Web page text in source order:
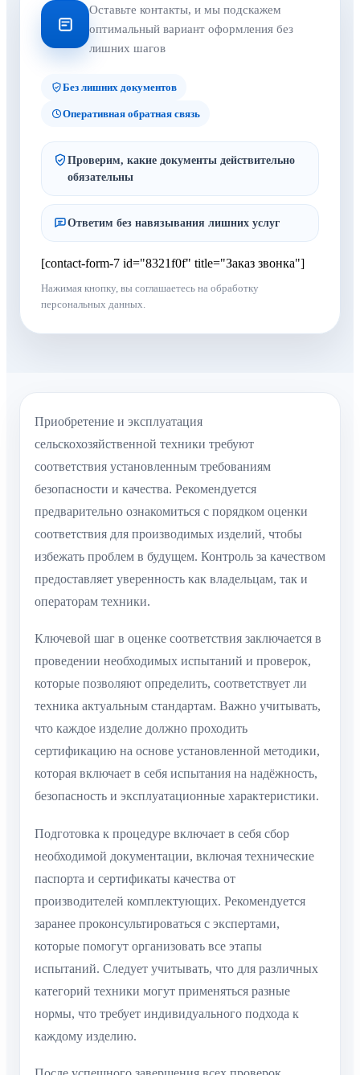
Оставьте контакты, и мы подскажем
оптимальный вариант оформления без
лишних шагов
Без лишних документов
Оперативная обратная связь
Проверим, какие документы действительно
обязательны
Ответим без навязывания лишних услуг
[contact-form-7 id="8321f0f" title="Заказ звонка"]
Нажимая кнопку, вы соглашаетесь на обработку
персональных данных.
Приобретение и эксплуатация
сельскохозяйственной техники требуют
соответствия установленным требованиям
безопасности и качества. Рекомендуется
предварительно ознакомиться с порядком оценки
соответствия для производимых изделий, чтобы
избежать проблем в будущем. Контроль за качеством
предоставляет уверенность как владельцам, так и
операторам техники.
Ключевой шаг в оценке соответствия заключается в
проведении необходимых испытаний и проверок,
которые позволяют определить, соответствует ли
техника актуальным стандартам. Важно учитывать,
что каждое изделие должно проходить
сертификацию на основе установленной методики,
которая включает в себя испытания на надёжность,
безопасность и эксплуатационные характеристики.
Подготовка к процедуре включает в себя сбор
необходимой документации, включая технические
паспорта и сертификаты качества от
производителей комплектующих. Рекомендуется
заранее проконсультироваться с экспертами,
которые помогут организовать все этапы
испытаний. Следует учитывать, что для различных
категорий техники могут применяться разные
нормы, что требует индивидуального подхода к
каждому изделию.